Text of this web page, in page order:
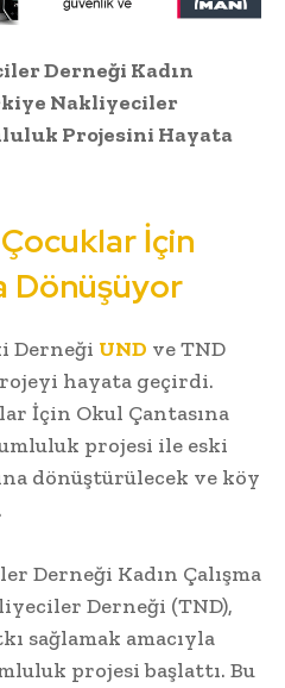
Derneği Kadın
Nakliyeciler
Projesini Hayata
İçin
Dönüşüyor
Derneği UND ve TND
hayata geçirdi.
İçin Okul Çantasına
projesi ile eski
dönüştürülecek ve köy
Derneği Kadın Çalışma
Derneği (TND),
sağlamak amacıyla
projesi başlattı. Bu